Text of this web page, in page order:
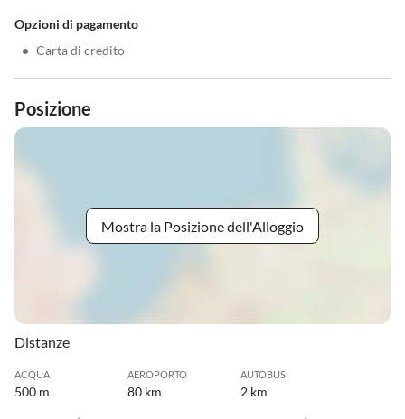
Opzioni di pagamento
• Carta di credito
Posizione
Mostra la Posizione dell'Alloggio
Distanze
ACQUA
500 m
AEROPORTO
80 km
AUTOBUS
2 km